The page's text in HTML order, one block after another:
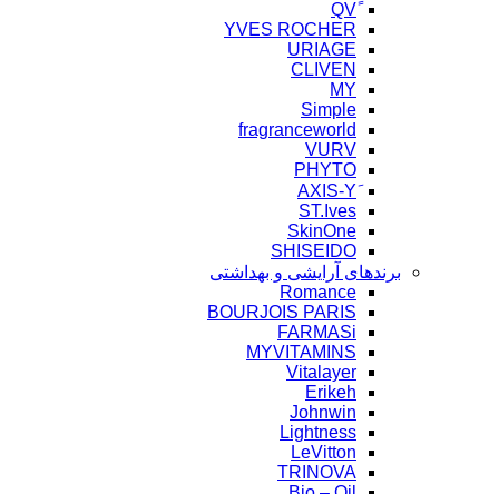
YVES ROCHER
URIAGE
CLIVEN
MY
Simple
fragranceworld
VURV
PHYTO
ST.Ives
SkinOne
SHISEIDO
برندهای آرایشی و بهداشتی
Romance
BOURJOIS PARIS
FARMASi
MYVITAMINS
Vitalayer
Erikeh
Johnwin
Lightness
LeVitton
TRINOVA